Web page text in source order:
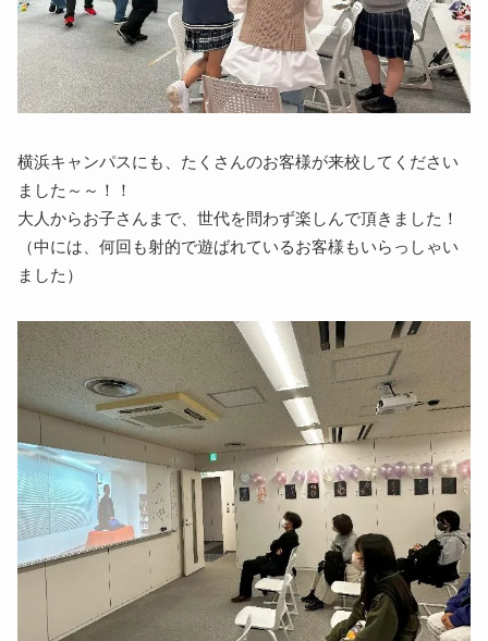
横浜キャンパスにも、たくさんのお客様が来校してください
ました～～！！
大人からお子さんまで、世代を問わず楽しんで頂きました！
（中には、何回も射的で遊ばれているお客様もいらっしゃい
ました）